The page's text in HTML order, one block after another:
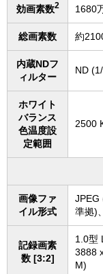
効画素数2
1680
総画素数 約
内蔵NDフ
ィルター
ND
ホワイト
バランス
色温度設
定範囲
2500
画像ファ
イル形式
JPEG
準拠)
記録画素
数 [3:2]
1.0型
3888
M)